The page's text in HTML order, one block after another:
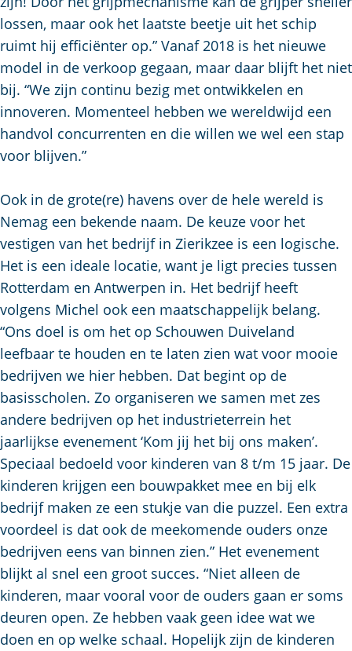
lossen, maar ook het laatste beetje uit het schip
ruimt hij efficiënter op.” Vanaf 2018 is het nieuwe
model in de verkoop gegaan, maar daar blijft het niet
bij. “We zijn continu bezig met ontwikkelen en
innoveren. Momenteel hebben we wereldwijd een
handvol concurrenten en die willen we wel een stap
voor blijven.”
Ook in de grote(re) havens over de hele wereld is
Nemag een bekende naam. De keuze voor het
vestigen van het bedrijf in Zierikzee is een logische.
Het is een ideale locatie, want je ligt precies tussen
Rotterdam en Antwerpen in. Het bedrijf heeft
volgens Michel ook een maatschappelijk belang.
“Ons doel is om het op Schouwen Duiveland
leefbaar te houden en te laten zien wat voor mooie
bedrijven we hier hebben. Dat begint op de
basisscholen. Zo organiseren we samen met zes
andere bedrijven op het industrieterrein het
jaarlijkse evenement ‘Kom jij het bij ons maken’.
Speciaal bedoeld voor kinderen van 8 t/m 15 jaar. De
kinderen krijgen een bouwpakket mee en bij elk
bedrijf maken ze een stukje van die puzzel. Een extra
voordeel is dat ook de meekomende ouders onze
bedrijven eens van binnen zien.” Het evenement
blijkt al snel een groot succes. “Niet alleen de
kinderen, maar vooral voor de ouders gaan er soms
deuren open. Ze hebben vaak geen idee wat we
doen en op welke schaal. Hopelijk zijn de kinderen